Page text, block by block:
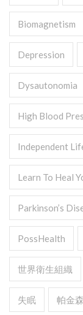
Biomagnetism
Depression
Dysautonomia
High Blood
Independent
Learn To Heal
Parkinson’s
PossHealth
世界衛生組織
失眠 帕金